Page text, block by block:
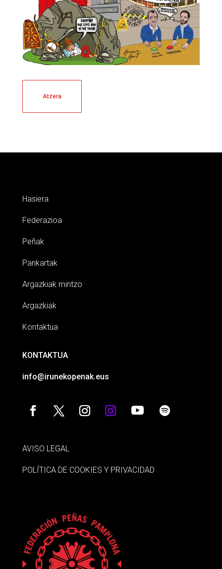
Atzera
Hasiera
Federazioa
Peñak
Pankartak
Argazkiak mintzo
Argazkiak
Kontaktua
KONTAKTUA
info@irunekopenak.eus
AVISO LEGAL
POLÍTICA DE COOKIES Y PRIVACIDAD